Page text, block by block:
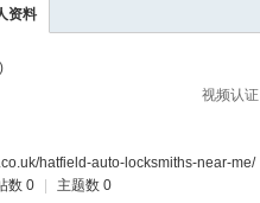
资料
视频认证
hatfield-auto-locksmiths-near-me/
数 0 主题数 0